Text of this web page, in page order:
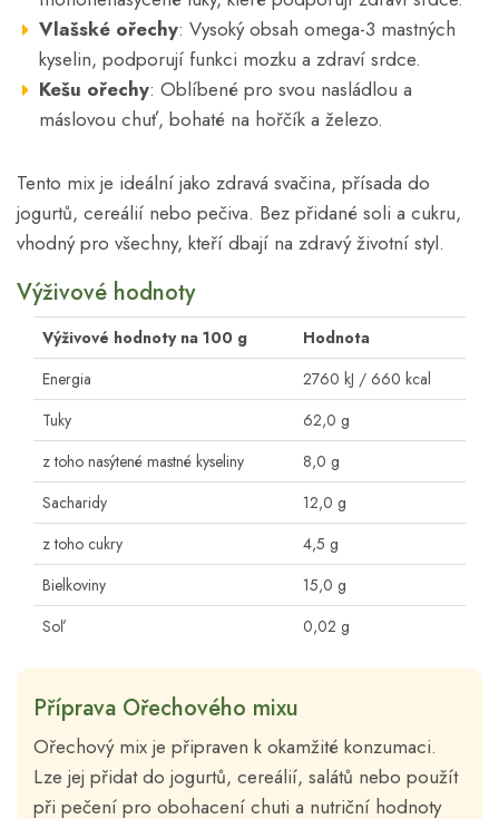
Vlašské ořechy: Vysoký obsah omega-3 mastných
kyselin, podporují funkci mozku a zdraví srdce.
Kešu ořechy: Oblíbené pro svou nasládlou a
máslovou chuť, bohaté na hořčík a železo.
Tento mix je ideální jako zdravá svačina, přísada do
jogurtů, cereálií nebo pečiva. Bez přidané soli a cukru,
vhodný pro všechny, kteří dbají na zdravý životní styl.
Výživové hodnoty
Výživové hodnoty na 100 g
Hodnota
Energia
2760 kJ / 660 kcal
Tuky
62,0 g
z toho nasýtené mastné kyseliny
8,0 g
Sacharidy
12,0 g
z toho cukry
4,5 g
Bielkoviny
15,0 g
Soľ
0,02 g
Příprava Ořechového mixu
Ořechový mix je připraven k okamžité konzumaci.
Lze jej přidat do jogurtů, cereálií, salátů nebo použít
při pečení pro obohacení chuti a nutriční hodnoty